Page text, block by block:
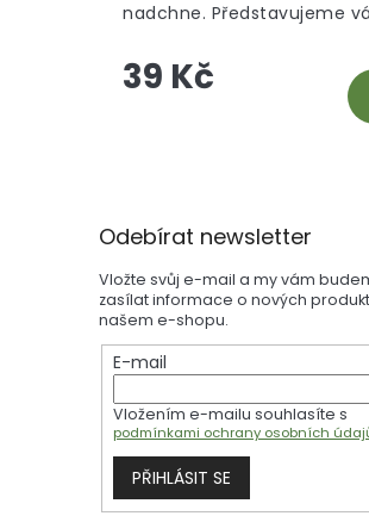
39 Kč
nadchne. Představujeme
original.
Odebírat newsletter
Vložte svůj e-mail a my vám
zasílat informace o nových
našem e-shopu.
E-mail
Vložením e-mailu souhlasíte s
podmínkami ochrany osobních
PŘIHLÁSIT SE